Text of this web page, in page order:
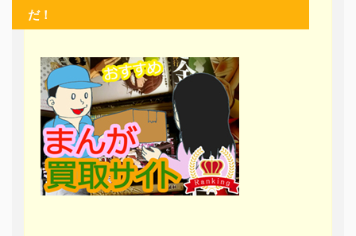
だ！